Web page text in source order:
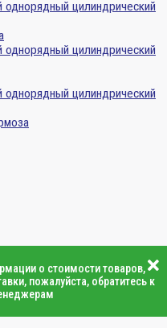
о стоимости товаров,
пожалуйста, обратитесь к